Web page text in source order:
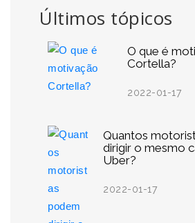
Últimos tópicos
O que é
Cortella?
2022-01-17
Quantos
dirigir o mesmo
Uber?
2022-01-17